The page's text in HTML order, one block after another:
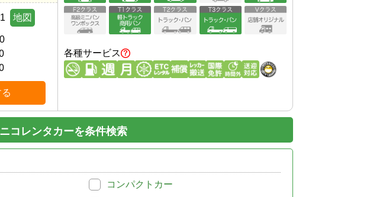
地図
各種サービス
コレンタカーを条件検索
コンパクトカー